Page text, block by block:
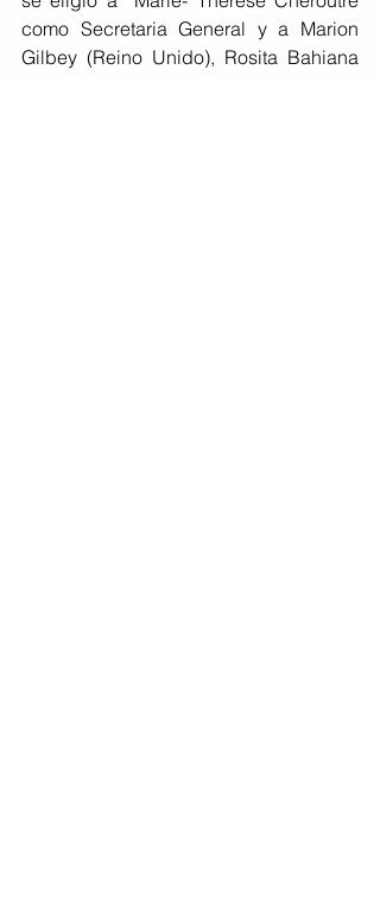
como Secretaria General y a Marion
Gilbey (Reino Unido), Rosita Bahiana